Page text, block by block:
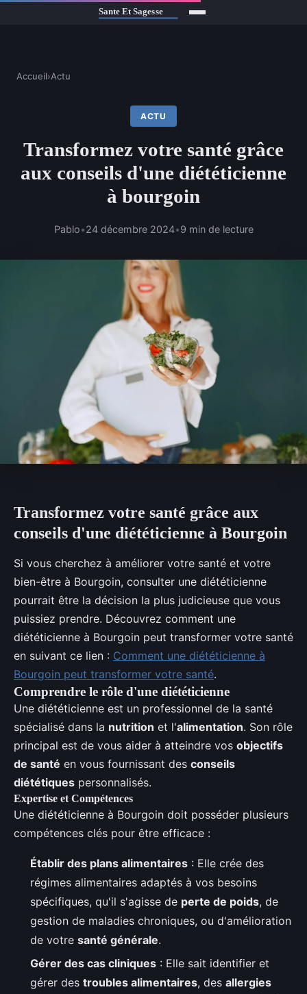
Accueil›Actu
ACTU
Transformez votre santé grâce
aux conseils d'une diététicienne
à bourgoin
Pablo•24 décembre 2024•9 min de lecture
Transformez votre santé grâce aux
conseils d'une diététicienne à Bourgoin
Si vous cherchez à améliorer votre santé et votre
bien-être à Bourgoin, consulter une diététicienne
pourrait être la décision la plus judicieuse que vous
puissiez prendre. Découvrez comment une
diététicienne à Bourgoin peut transformer votre santé
en suivant ce lien : Comment une diététicienne à
Bourgoin peut transformer votre santé.
Comprendre le rôle d'une diététicienne
Une diététicienne est un professionnel de la santé
spécialisé dans la nutrition et l'alimentation. Son rôle
principal est de vous aider à atteindre vos objectifs
de santé en vous fournissant des conseils
diététiques personnalisés.
Expertise et Compétences
Une diététicienne à Bourgoin doit posséder plusieurs
compétences clés pour être efficace :
Établir des plans alimentaires : Elle crée des
régimes alimentaires adaptés à vos besoins
spécifiques, qu'il s'agisse de perte de poids, de
gestion de maladies chroniques, ou d'amélioration
de votre santé générale.
Gérer des cas cliniques : Elle sait identifier et
gérer des troubles alimentaires, des allergies